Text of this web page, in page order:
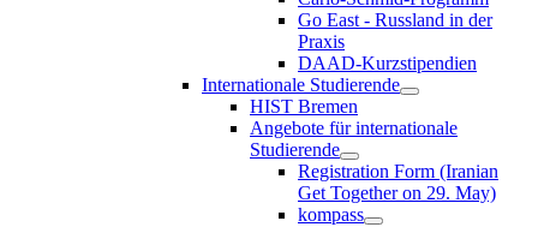
Go East - Russland in der
Praxis
DAAD-Kurzstipendien
Internationale Studierende
HIST Bremen
Angebote für internationale
Studierende
Registration Form (Iranian
Get Together on 29. May)
kompass